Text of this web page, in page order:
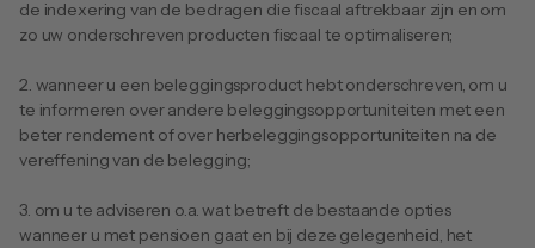
de indexering van de bedragen die fiscaal aftrekbaar zijn en om
zo uw onderschreven producten fiscaal te optimaliseren;
2. wanneer u een beleggingsproduct hebt onderschreven, om u
te informeren over andere beleggingsopportuniteiten met een
beter rendement of over herbeleggingsopportuniteiten na de
vereffening van de belegging;
3. om u te adviseren o.a. wat betreft de bestaande opties
wanneer u met pensioen gaat en bij deze gelegenheid, het